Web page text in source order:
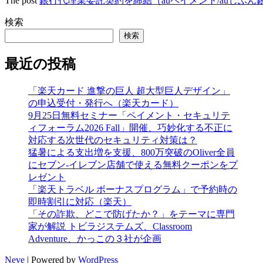
検索
検索
最近の投稿
「楽天カード 進撃の巨人 超大型巨人デザイン」
の申込受付・発行へ（楽天カード）
9月25日無料セミナー「ペイメント・セキュリテ
ィフォーラム2026 Fall」開催、巧妙化する不正に
対応する次世代のセキュリティ対策は？
猛暑による支出増を支援、800万突破のOliver全員
にセブン‐イレブン店舗で使える無料クーポンをプ
レゼント
「楽天トラベル ボーナスプログラム」で予約時の
即時割引に対応（楽天）
「その詐欺、どこで防げたか？」をテーマに専門
家が解説 トビラジステムズ、Classroom
Adventure、かっこの３社が企画
Neve | Powered by WordPress